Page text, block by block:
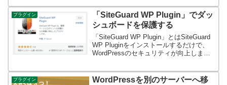
ジナルのコンテンツだと見なされてしま
います。せっかくいいコンテンツをつく
っていたとしても、コピー...
プラグイン
「SiteGuard WP Plugin」でダッ
シュボードを保護する
「SiteGuard WP Plugin」とはSiteGuard
WP Pluginをインストールするだけで、
WordPressのセキュリティが向上しま
のログイン攻撃に特化した、保護・管理
機能などのセキュ...
プラグイン
WordPressを別のサーバーへ移